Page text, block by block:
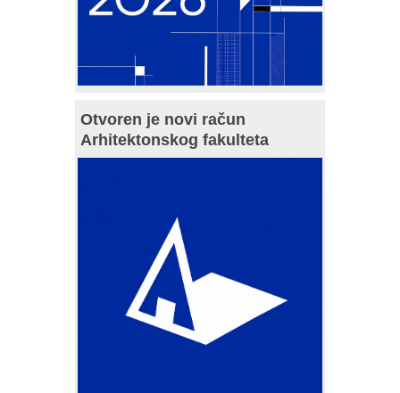
Otvoren je novi račun
Arhitektonskog fakulteta